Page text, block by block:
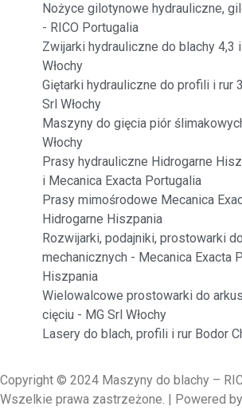
Nożyce gilotynowe hydrauliczne,
- RICO Portugalia
Zwijarki hydrauliczne do blachy 4,3
Włochy
Giętarki hydrauliczne do profili i rur
Srl Włochy
Maszyny do gięcia piór
Włochy
Prasy hydrauliczne Hidrogarne
i Mecanica Exacta Portugalia
Prasy mimośrodowe Mecanica
Hidrogarne Hiszpania
Rozwijarki, podajniki, prostowarki
mechanicznych - Mecanica Exacta
Hiszpania
Wielowalcowe prostowarki do
cięciu - MG Srl Włochy
Lasery do blach, profili i rur Bodor
Copyright © 2024 Maszyny do blachy –
Wszelkie prawa zastrzeżone. | Powered by